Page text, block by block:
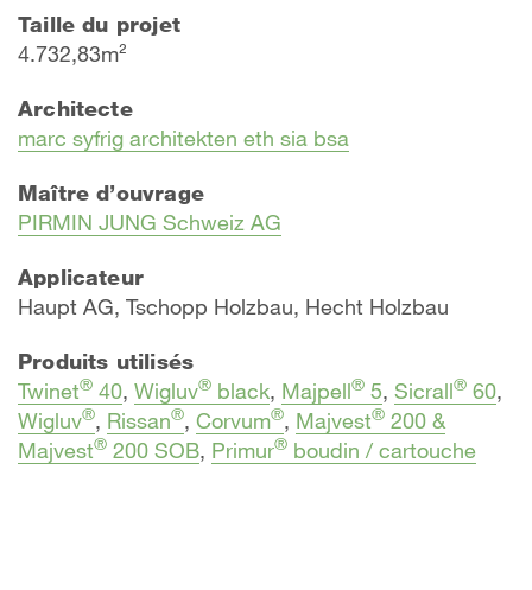
Taille du projet
4.732,83m²
Architecte
marc syfrig architekten eth sia bsa
Maître d’ouvrage
PIRMIN JUNG Schweiz AG
Applicateur
Haupt AG, Tschopp Holzbau, Hecht Holzbau
Produits utilisés
Twinet® 40, Wigluv® black, Majpell® 5, Sicrall® 60,
Wigluv®, Rissan®, Corvum®, Majvest® 200 &
Majvest® 200 SOB, Primur® boudin / cartouche